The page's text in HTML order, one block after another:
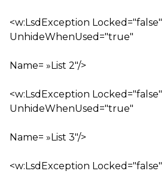
<w:LsdException
UnhideWhenUsed="true"
Name= »List 2″/>
<w:LsdException
UnhideWhenUsed="true"
Name= »List 3″/>
<w:LsdException